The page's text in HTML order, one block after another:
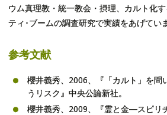
ウム真理教・統一教会・摂理、カルト化
ティ･ブームの調査研究で実績をあげていま
参考文献
櫻井義秀、2006、『「カルト」を問
うリスク』中央公論新社。
櫻井義秀、2009、『霊と金―スピリ